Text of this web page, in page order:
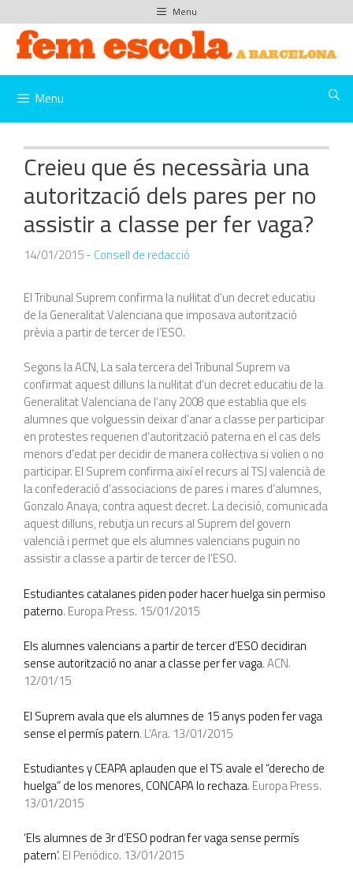
al
contingut
Menu
Menu
Creieu que és necessària una
autorització dels pares per no
assistir a classe per fer vaga?
14/01/2015- Consell de redacció
El Tribunal Suprem confirma la nul·litat d’un decret educatiu
de la Generalitat Valenciana que imposava autorització
prèvia a partir de tercer de l’ESO.
Segons la ACN, La sala tercera del Tribunal Suprem va
confirmat aquest dilluns la nul·litat d’un decret educatiu de la
Generalitat Valenciana de l’any 2008 que establia que els
alumnes que volguessin deixar d’anar a classe per participar
en protestes requerien d’autorització paterna en el cas dels
menors d’edat per decidir de manera col·lectiva si volien o no
participar. El Suprem confirma així el recurs al TSJ valencià de
la confederació d’associacions de pares i mares d’alumnes,
Gonzalo Anaya, contra aquest decret. La decisió, comunicada
aquest dilluns, rebutja un recurs al Suprem del govern
valencià i permet que els alumnes valencians puguin no
assistir a classe a partir de tercer de l’ESO.
Estudiantes catalanes piden poder hacer huelga sin permiso
paterno. Europa Press. 15/01/2015
Els alumnes valencians a partir de tercer d’ESO decidiran
sense autorització no anar a classe per fer vaga. ACN.
12/01/15
El Suprem avala que els alumnes de 15 anys poden fer vaga
sense el permís patern. L’Ara. 13/01/2015
Estudiantes y CEAPA aplauden que el TS avale el “derecho de
huelga” de los menores, CONCAPA lo rechaza. Europa Press.
13/01/2015
‘Els alumnes de 3r d’ESO podran fer vaga sense permís
patern’. El Periódico. 13/01/2015